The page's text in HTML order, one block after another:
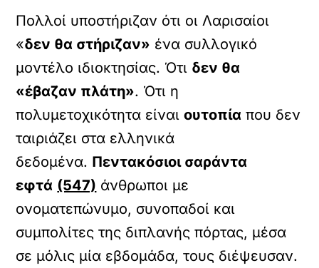
Πολλοί υποστήριζαν ότι οι Λαρισαίοι
«δεν θα στήριζαν» ένα συλλογικό
μοντέλο ιδιοκτησίας. Ότι δεν θα
«έβαζαν πλάτη». Ότι η
πολυμετοχικότητα είναιουτοπία που δεν
ταιριάζει στα ελληνικά
δεδομένα. Πεντακόσιοι σαράντα
εφτά (547) άνθρωποι με
ονοματεπώνυμο, συνοπαδοί και
συμπολίτες της διπλανής πόρτας, μέσα
σε μόλις μία εβδομάδα, τους διέψευσαν.